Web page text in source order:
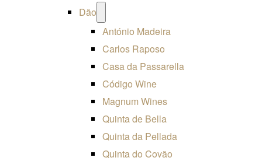
Dão
menu
António Madeira
Carlos Raposo
Casa da Passarella
Código Wine
Magnum Wines
Quinta de Bella
Quinta da Pellada
Quinta do Covão